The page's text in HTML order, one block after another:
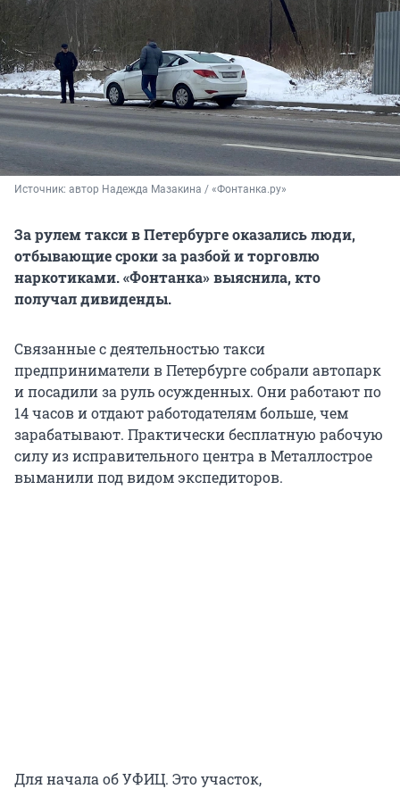
Источник: автор Надежда Мазакина / «Фонтанка.ру»
За рулем такси в Петербурге оказались люди,
отбывающие сроки за разбой и торговлю
наркотиками. «Фонтанка» выяснила, кто
получал дивиденды.
Связанные с деятельностью такси
предприниматели в Петербурге собрали автопарк
и посадили за руль осужденных. Они работают по
14 часов и отдают работодателям больше, чем
зарабатывают. Практически бесплатную рабочую
силу из исправительного центра в Металлострое
выманили под видом экспедиторов.
Для начала об УФИЦ. Это участок,